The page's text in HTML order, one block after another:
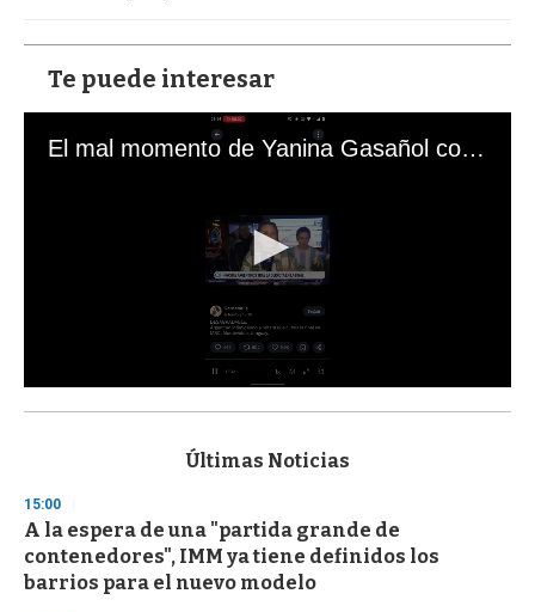
Te puede interesar
El mal momento de Yanina Gasañol con un hincha argentino en "Subrayado"
s
d
s
o
f
3
Últimas Noticias
15:00
A la espera de una "partida grande de
contenedores", IMM ya tiene definidos los
barrios para el nuevo modelo